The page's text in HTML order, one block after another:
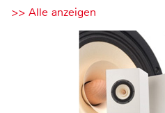
>> Alle anzeigen